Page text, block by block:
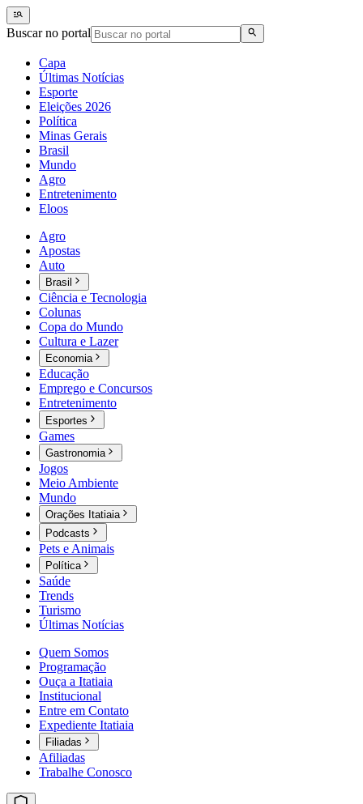
Buscar no portal
Capa
Últimas Notícias
Esporte
Eleições 2026
Política
Minas Gerais
Brasil
Mundo
Agro
Entretenimento
Eloos
Agro
Apostas
Auto
Brasil
Ciência e Tecnologia
Colunas
Copa do Mundo
Cultura e Lazer
Economia
Educação
Emprego e Concursos
Entretenimento
Esportes
Games
Gastronomia
Jogos
Meio Ambiente
Mundo
Orações Itatiaia
Podcasts
Pets e Animais
Política
Saúde
Trends
Turismo
Últimas Notícias
Quem Somos
Programação
Ouça a Itatiaia
Institucional
Entre em Contato
Expediente Itatiaia
Filiadas
Afiliadas
Trabalhe Conosco